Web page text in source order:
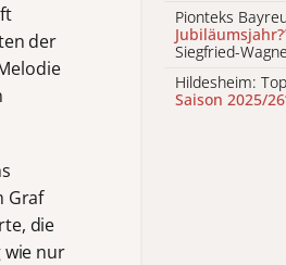
der
Graf
die
wie nur
Pionteks
Jubiläumsjahr?
Siegfried-
Hildesheim:
Saison 2025/26